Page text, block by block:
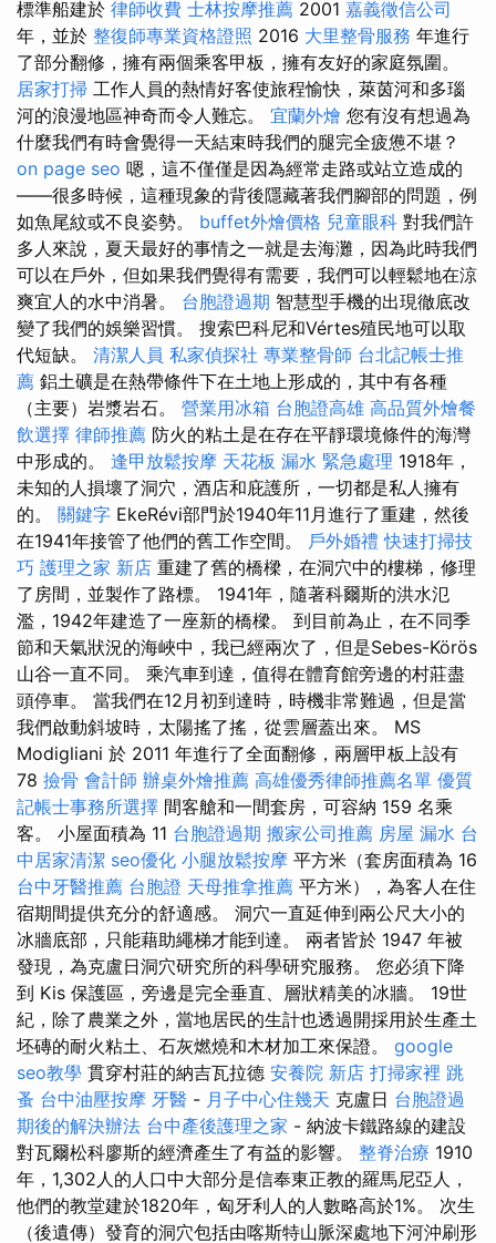
標準船建於 律師收費 士林按摩推薦 2001 嘉義徵信公司
年，並於 整復師專業資格證照 2016 大里整骨服務 年進行
了部分翻修，擁有兩個乘客甲板，擁有友好的家庭氛圍。
居家打掃 工作人員的熱情好客使旅程愉快，萊茵河和多瑙
河的浪漫地區神奇而令人難忘。 宜蘭外燴 您有沒有想過為
什麼我們有時會覺得一天結束時我們的腿完全疲憊不堪？
on page seo 嗯，這不僅僅是因為經常走路或站立造成的
——很多時候，這種現象的背後隱藏著我們腳部的問題，例
如魚尾紋或不良姿勢。 buffet外燴價格 兒童眼科 對我們許
多人來說，夏天最好的事情之一就是去海灘，因為此時我們
可以在戶外，但如果我們覺得有需要，我們可以輕鬆地在涼
爽宜人的水中消暑。 台胞證過期 智慧型手機的出現徹底改
變了我們的娛樂習慣。 搜索巴科尼和Vértes殖民地可以取
代短缺。 清潔人員 私家偵探社 專業整骨師 台北記帳士推
薦 鋁土礦是在熱帶條件下在土地上形成的，其中有各種
（主要）岩漿岩石。 營業用冰箱 台胞證高雄 高品質外燴餐
飲選擇 律師推薦 防火的粘土是在存在平靜環境條件的海灣
中形成的。 逢甲放鬆按摩 天花板 漏水 緊急處理 1918年，
未知的人損壞了洞穴，酒店和庇護所，一切都是私人擁有
的。 關鍵字 EkeRévi部門於1940年11月進行了重建，然後
在1941年接管了他們的舊工作空間。 戶外婚禮 快速打掃技
巧 護理之家 新店 重建了舊的橋樑，在洞穴中的樓梯，修理
了房間，並製作了路標。 1941年，隨著科爾斯的洪水氾
濫，1942年建造了一座新的橋樑。 到目前為止，在不同季
節和天氣狀況的海峽中，我已經兩次了，但是Sebes-Körös
山谷一直不同。 乘汽車到達，值得在體育館旁邊的村莊盡
頭停車。 當我們在12月初到達時，時機非常難過，但是當
我們啟動斜坡時，太陽搖了搖，從雲層蓋出來。 MS
Modigliani 於 2011 年進行了全面翻修，兩層甲板上設有
78 撿骨 會計師 辦桌外燴推薦 高雄優秀律師推薦名單 優質
記帳士事務所選擇 間客艙和一間套房，可容納 159 名乘
客。 小屋面積為 11 台胞證過期 搬家公司推薦 房屋 漏水 台
中居家清潔 seo優化 小腿放鬆按摩 平方米（套房面積為 16
台中牙醫推薦 台胞證 天母推拿推薦 平方米），為客人在住
宿期間提供充分的舒適感。 洞穴一直延伸到兩公尺大小的
冰牆底部，只能藉助繩梯才能到達。 兩者皆於 1947 年被
發現，為克盧日洞穴研究所的科學研究服務。 您必須下降
到 Kis 保護區，旁邊是完全垂直、層狀精美的冰牆。 19世
紀，除了農業之外，當地居民的生計也透過開採用於生產土
坯磚的耐火粘土、石灰燃燒和木材加工來保證。 google
seo教學 貫穿村莊的納吉瓦拉德 安養院 新店 打掃家裡 跳
蚤 台中油壓按摩 牙醫 - 月子中心住幾天 克盧日 台胞證過
期後的解決辦法 台中產後護理之家 - 納波卡鐵路線的建設
對瓦爾松科廖斯的經濟產生了有益的影響。 整脊治療 1910
年，1,302人的人口中大部分是信奉東正教的羅馬尼亞人，
他們的教堂建於1820年，匈牙利人的人數略高於1%。 次生
（後遺傳）發育的洞穴包括由喀斯特山脈深處地下河沖刷形